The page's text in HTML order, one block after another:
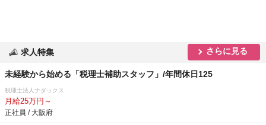
求人特集 さらに見る
未経験から始める「税理士補助スタッフ」/年間休日125
税理士法人ナダックス
月給25万円～
正社員 / 大阪府